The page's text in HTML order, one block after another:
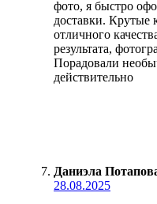
фото, я быстро
доставки.
отличного
результата,
Порадовали
действительно
Даниэла
28.08.2025